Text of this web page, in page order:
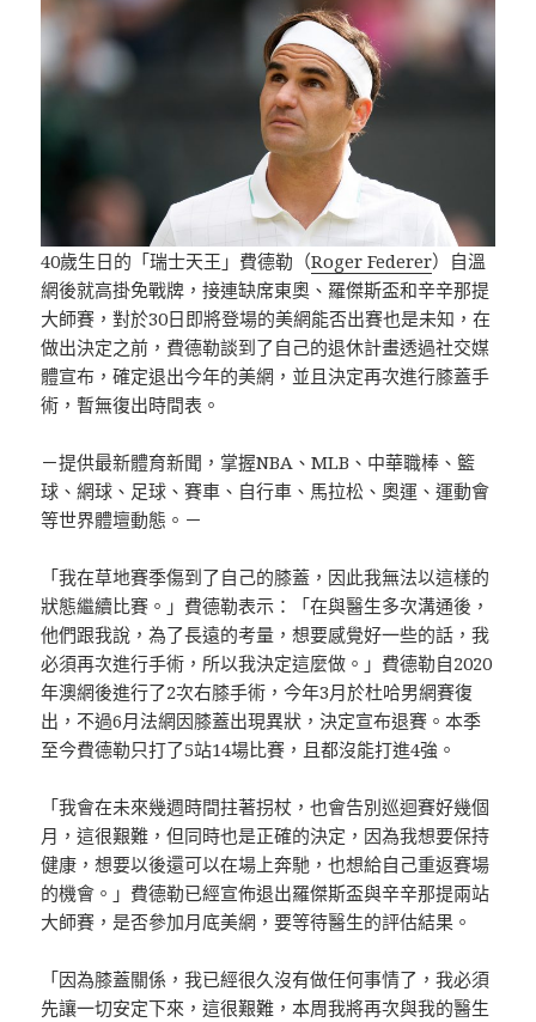
40歲生日的「瑞士天王」費德勒（Roger Federer）自溫
網後就高掛免戰牌，接連缺席東奧、羅傑斯盃和辛辛那提
大師賽，對於30日即將登場的美網能否出賽也是未知，在
做出決定之前，費德勒談到了自己的退休計畫透過社交媒
體宣布，確定退出今年的美網，並且決定再次進行膝蓋手
術，暫無復出時間表。
－提供最新體育新聞，掌握NBA、MLB、中華職棒、籃
球、網球、足球、賽車、自行車、馬拉松、奧運、運動會
等世界體壇動態。－
「我在草地賽季傷到了自己的膝蓋，因此我無法以這樣的
狀態繼續比賽。」費德勒表示：「在與醫生多次溝通後，
他們跟我說，為了長遠的考量，想要感覺好一些的話，我
必須再次進行手術，所以我決定這麼做。」費德勒自2020
年澳網後進行了2次右膝手術，今年3月於杜哈男網賽復
出，不過6月法網因膝蓋出現異狀，決定宣布退賽。本季
至今費德勒只打了5站14場比賽，且都沒能打進4強。
「我會在未來幾週時間拄著拐杖，也會告別巡迴賽好幾個
月，這很艱難，但同時也是正確的決定，因為我想要保持
健康，想要以後還可以在場上奔馳，也想給自己重返賽場
的機會。」費德勒已經宣佈退出羅傑斯盃與辛辛那提兩站
大師賽，是否參加月底美網，要等待醫生的評估結果。
「因為膝蓋關係，我已經很久沒有做任何事情了，我必須
先讓一切安定下來，這很艱難，本周我將再次與我的醫生